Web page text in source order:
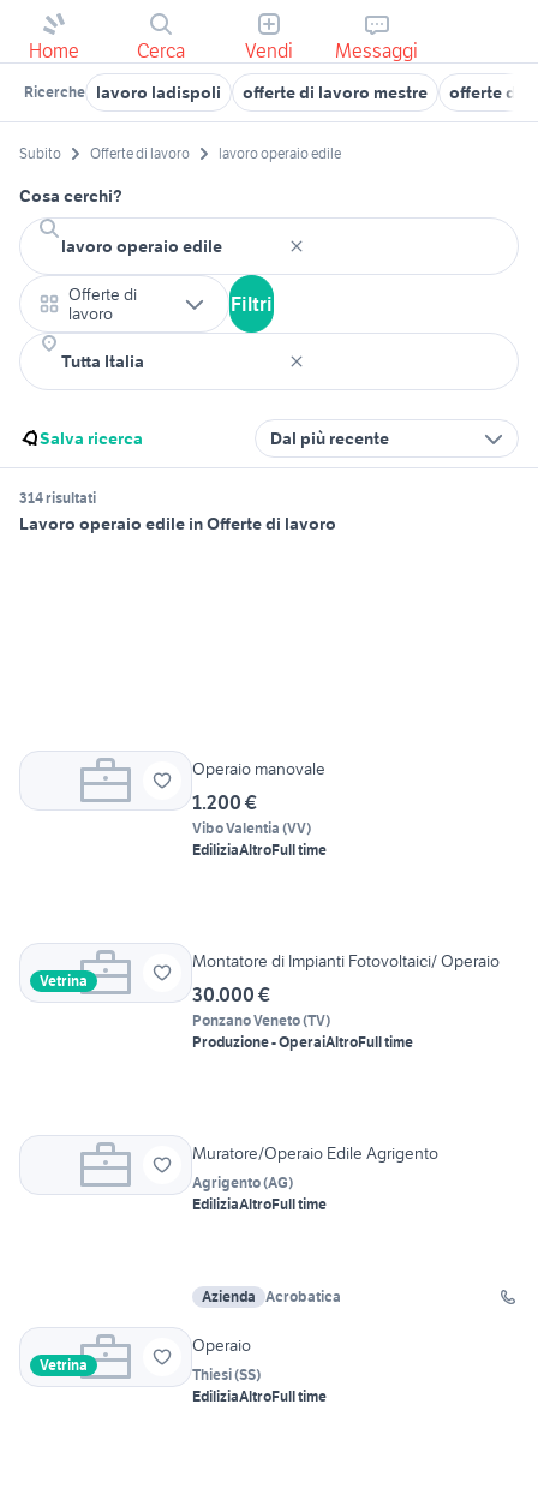
Home Cerca Vendi Messaggi
Ricerche lavoro ladispoli offerte di lavoro mestre offerte di
Subito Offerte di lavoro lavoro operaio edile
Cosa cerchi?
Offerte di
lavoro
Filtri
Salva ricerca Dal più recente
314 risultati
Lavoro operaio edile in Offerte di lavoro
Operaio manovale
1.200 €
Vibo Valentia (VV)
EdiliziaAltroFull time
Vetrina
Montatore di Impianti Fotovoltaici/ Operaio
30.000 €
Ponzano Veneto(TV)
Produzione - OperaiAltroFull time
Muratore/Operaio Edile Agrigento
Agrigento(AG)
EdiliziaAltroFull time
Azienda Acrobatica
Vetrina
Operaio
Thiesi(SS)
EdiliziaAltroFull time